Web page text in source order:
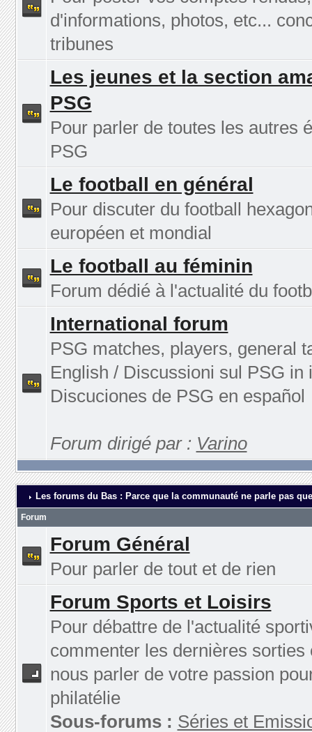
d'informations, photos, etc...
tribunes
Les jeunes et la section
PSG
Pour parler de toutes les autres
PSG
Le football en général
Pour discuter du football
européen et mondial
Le football au féminin
Forum dédié à l'actualité du
International forum
PSG matches, players, general
English / Discussioni sul PSG in
Discuciones de PSG en español
Forum dirigé par : Varino
Les forums du Bas : Parce que la communauté ne parle pas
Forum
Forum Général
Pour parler de tout et de rien
Forum Sports et Loisirs
Pour débattre de l'actualité
commenter les dernières sorties
nous parler de votre passion
philatélie
Sous-forums : Séries et